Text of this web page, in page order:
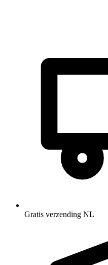
Gratis verzending NL